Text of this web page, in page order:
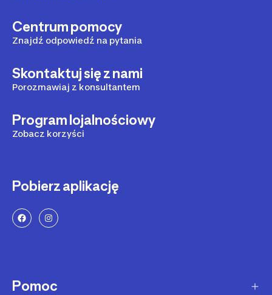
Centrum pomocy
Znajdź odpowiedź na pytania
Skontaktuj się z nami
Porozmawiaj z konsultantem
Program lojalnościowy
Zobacz korzyści
Pobierz aplikację
Pomoc